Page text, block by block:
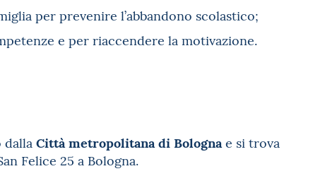
per prevenire l’abbandono scolastico;
e per riaccendere la motivazione.
Città metropolitana di Bolognae si trova
Felice 25 a Bologna.